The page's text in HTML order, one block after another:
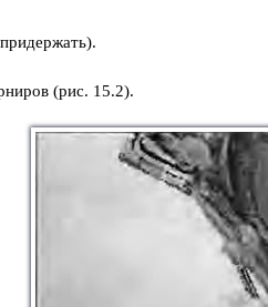
(рис. 15.2).